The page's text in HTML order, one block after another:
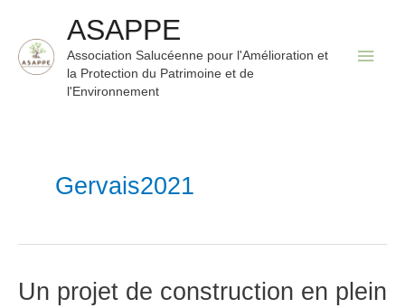
contenu
ASAPPE
Association Salucéenne pour l'Amélioration et
la Protection du Patrimoine et de
l'Environnement
Gervais2021
Un projet de construction en plein